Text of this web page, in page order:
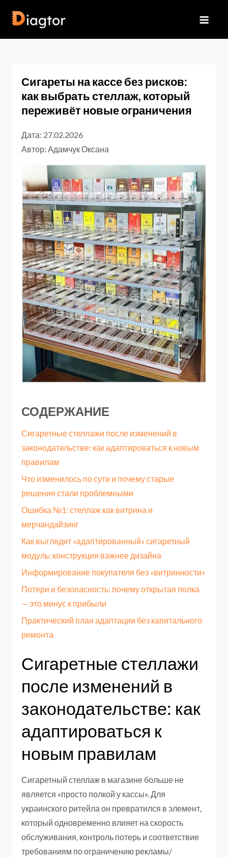
Сигареты на кассе без рисков:
как выбрать стеллаж, который
переживёт новые ограничения
Дата: 27.02.2026
Автор:Адамчук Оксана
СОДЕРЖАНИЕ
Сигаретные стеллажи после изменений в
законодательстве: как адаптироваться к новым
правилам
Что изменилось по сути и почему старые
решения стали проблемными
Ошибка №1: стеллаж как витрина и
мерчандайзинг
Как выглядит «адаптированный» сигаретный
модуль: конструкция важнее дизайна
Информирование покупателя без «витринности»
Потери и безопасность: почему открытая полка
— это минус к прибыли
Практический план адаптации без капитального
ремонта
Сигаретные стеллажи
после изменений в
законодательстве: как
адаптироваться к
новым правилам
Сигаретный стеллаж в магазине больше не
является «просто полкой у кассы». Для
украинского ритейла он превратился в элемент,
который одновременно влияет на скорость
обслуживания, контроль потерь и соответствие
требованиям по ограничению рекламы/